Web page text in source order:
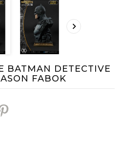

BATMAN DETECTIVE
FABOK